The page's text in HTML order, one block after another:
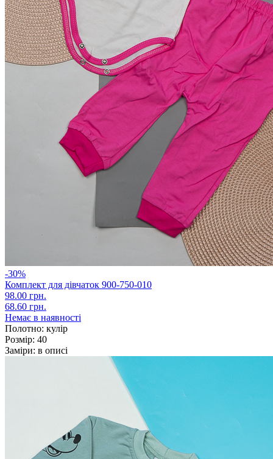
-30%
Комплект для дівчаток 900-750-010
98.00 грн.
68.60 грн.
Немає в наявності
Полотно: кулір
Розмір: 40
Заміри: в описі